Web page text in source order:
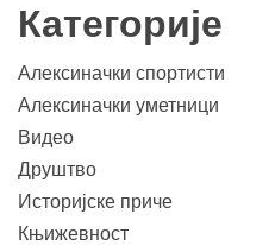
Категорије
Алексиначки спортисти
Алексиначки уметници
Видео
Друштво
Историјске приче
Књижевност